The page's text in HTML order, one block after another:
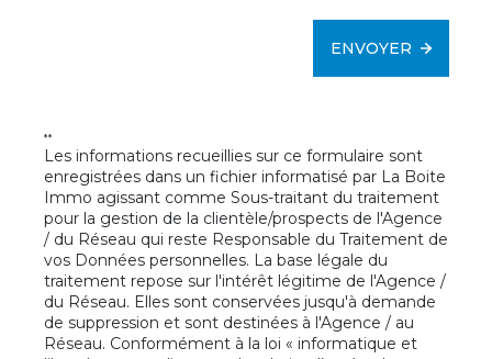
ENVOYER
**
Les informations recueillies sur ce formulaire sont
enregistrées dans un fichier informatisé par La Boite
Immo agissant comme Sous-traitant du traitement
pour la gestion de la clientèle/prospects de l'Agence
/ du Réseau qui reste Responsable du Traitement de
vos Données personnelles. La base légale du
traitement repose sur l'intérêt légitime de l'Agence /
du Réseau. Elles sont conservées jusqu'à demande
de suppression et sont destinées à l'Agence / au
Réseau. Conformément à la loi « informatique et